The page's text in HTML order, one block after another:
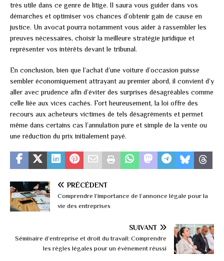
très utile dans ce genre de litige. Il saura vous guider dans vos
démarches et optimiser vos chances d’obtenir gain de cause en
justice. Un avocat pourra notamment vous aider à rassembler les
preuves nécessaires, choisir la meilleure stratégie juridique et
représenter vos intérêts devant le tribunal.
En conclusion, bien que l’achat d’une voiture d’occasion puisse
sembler économiquement attrayant au premier abord, il convient d’y
aller avec prudence afin d’éviter des surprises désagréables comme
celle liée aux vices cachés. Fort heureusement, la loi offre des
recours aux acheteurs victimes de tels désagréments et permet
même dans certains cas l’annulation pure et simple de la vente ou
une réduction du prix initialement payé.
PRÉCÉDENT
Comprendre l’importance de l’annonce légale pour la
vie des entreprises
SUIVANT
Séminaire d’entreprise et droit du travail: Comprendre
les règles légales pour un événement réussi